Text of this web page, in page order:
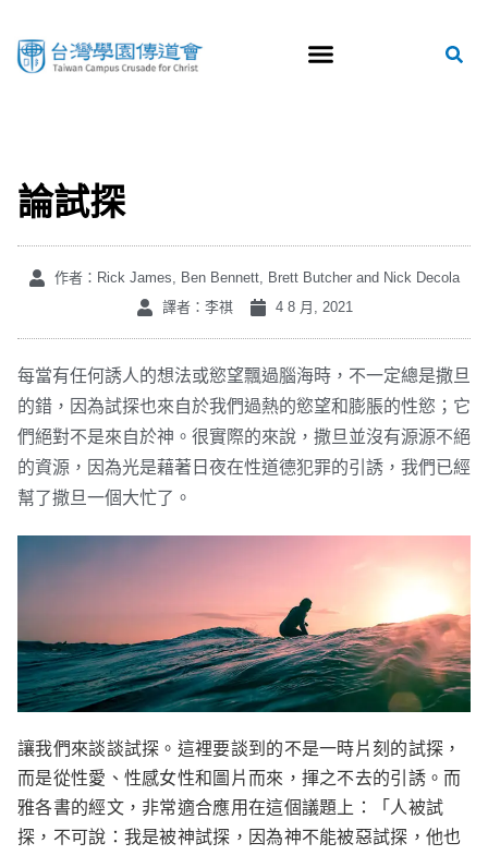
論試探
作者：Rick James, Ben Bennett, Brett Butcher and Nick Decola
譯者：李祺
4 8 月, 2021
每當有任何誘人的想法或慾望飄過腦海時，不一定總是撒旦
的錯，因為試探也來自於我們過熱的慾望和膨脹的性慾；它
們絕對不是來自於神。很實際的來說，撒旦並沒有源源不絕
的資源，因為光是藉著日夜在性道德犯罪的引誘，我們已經
幫了撒旦一個大忙了。
讓我們來談談試探。這裡要談到的不是一時片刻的試探，
而是從性愛、性感女性和圖片而來，揮之不去的引誘。而
雅各書的經文，非常適合應用在這個議題上：
「人被試
探，不可說：我是被神試探，因為神不能被惡試探，他也